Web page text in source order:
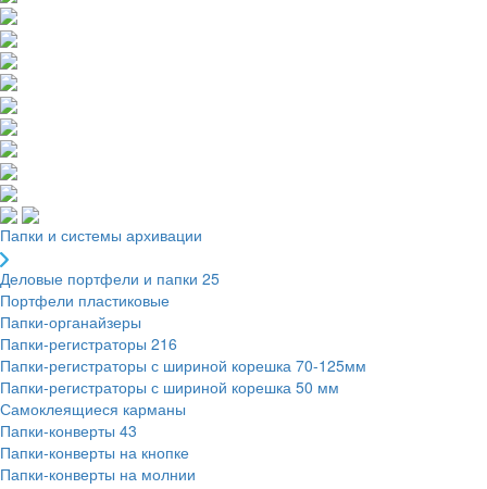
Папки и системы архивации
Деловые портфели и папки 25
Портфели пластиковые
Папки-органайзеры
Папки-регистраторы 216
Папки-регистраторы с шириной корешка 70-125мм
Папки-регистраторы с шириной корешка 50 мм
Самоклеящиеся карманы
Папки-конверты 43
Папки-конверты на кнопке
Папки-конверты на молнии